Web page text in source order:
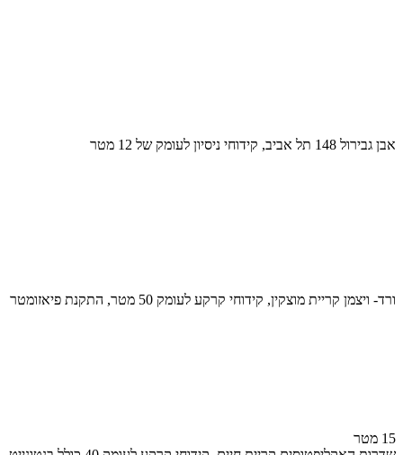
אבן גבירול 148 תל אביב, קידוחי ניסיון לעומק של 12 מטר
ורד- ויצמן קריית מוצקין, קידוחי קרקע לעומק 50 מטר, התקנת פיאזומטר
15 מטר